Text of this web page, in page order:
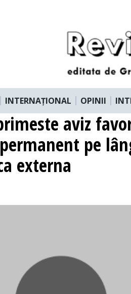
INTERNAȚIONAL OPINII
aviz
pe
externa